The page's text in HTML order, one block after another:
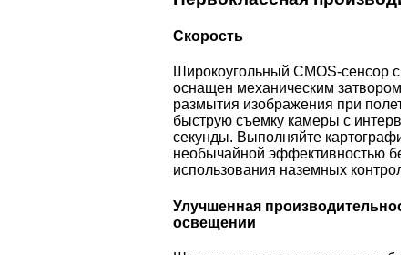
Скорость
Широкоугольный CMOS-сенсор
оснащен механическим
размытия изображения при
быструю съемку камеры с
секунды. Выполняйте
необычайной эффективностью
использования наземных
Улучшенная
освещении